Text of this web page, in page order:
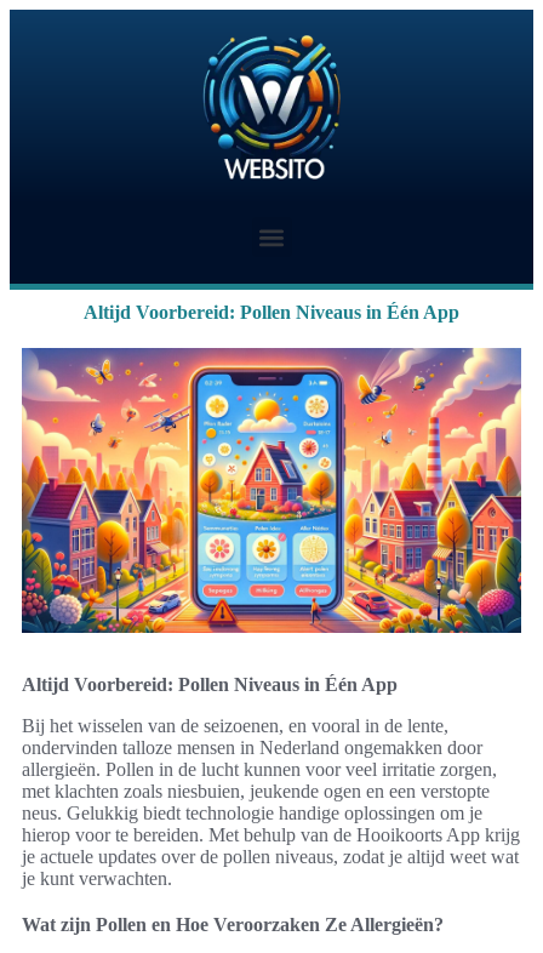
Altijd Voorbereid: Pollen Niveaus in Één App
Altijd Voorbereid: Pollen Niveaus in Één App
Bij het wisselen van de seizoenen, en vooral in de lente,
ondervinden talloze mensen in Nederland ongemakken door
allergieën. Pollen in de lucht kunnen voor veel irritatie zorgen,
met klachten zoals niesbuien, jeukende ogen en een verstopte
neus. Gelukkig biedt technologie handige oplossingen om je
hierop voor te bereiden. Met behulp van de Hooikoorts App krijg
je actuele updates over de pollen niveaus, zodat je altijd weet wat
je kunt verwachten.
Wat zijn Pollen en Hoe Veroorzaken Ze Allergieën?